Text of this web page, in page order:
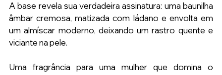
A base revela sua verdadeira assinatura: uma baunilha
âmbar cremosa, matizada com ládano e envolta em
um almíscar moderno, deixando um rastro quente e
viciante na pele.
Uma fragrância para uma mulher que domina o